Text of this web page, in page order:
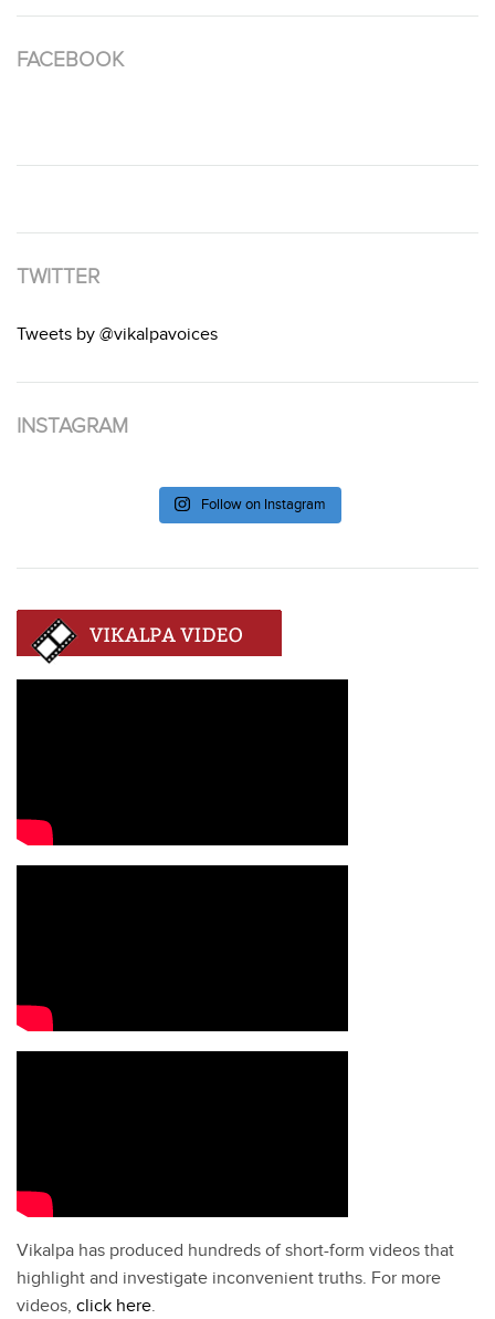
FACEBOOK
TWITTER
Tweets by @vikalpavoices
INSTAGRAM
Follow on Instagram
Vikalpa has produced hundreds of short-form videos that
highlight and investigate inconvenient truths. For more
videos, click here.